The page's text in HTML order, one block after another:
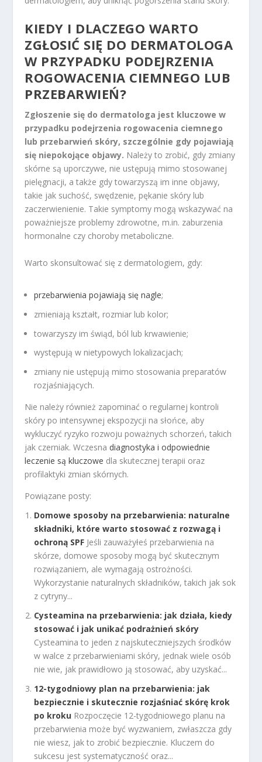
KIEDY I DLACZEGO WARTO
ZGŁOSIĆ SIĘ DO DERMATOLOGA
W PRZYPADKU PODEJRZENIA
ROGOWACENIA CIEMNEGO LUB
PRZEBARWIEŃ?
Zgłoszenie się do dermatologa jest kluczowe w
przypadku podejrzenia rogowacenia ciemnego
lub przebarwień skóry, szczególnie gdy pojawiają
się niepokojące objawy. Należy to zrobić, gdy zmiany
skórne są uporczywe, nie ustępują mimo stosowanej
pielęgnacji, a także gdy towarzyszą im inne objawy,
takie jak suchość, swędzenie, pękanie skóry lub
zaczerwienienie. Takie symptomy mogą wskazywać na
poważniejsze problemy zdrowotne, m.in. zaburzenia
hormonalne czy choroby metaboliczne.
Warto skonsultować się z dermatologiem, gdy:
przebarwienia pojawiają się nagle;
zmieniają kształt, rozmiar lub kolor;
towarzyszy im świąd, ból lub krwawienie;
występują w nietypowych lokalizacjach;
zmiany nie ustępują mimo stosowania preparatów
rozjaśniających.
Nie należy również zapominać o regularnej kontroli
skóry po intensywnej ekspozycji na słońce, aby
wykluczyć ryzyko rozwoju poważnych schorzeń, takich
jak czerniak. Wczesna diagnostyka i odpowiednie
leczenie są kluczowe dla skutecznej terapii oraz
profilaktyki zmian skórnych.
Powiązane posty:
Domowe sposoby na przebarwienia: naturalne
składniki, które warto stosować z rozwagą i
ochroną SPF Jeśli zauważyłeś przebarwienia na
skórze, domowe sposoby mogą być skutecznym
rozwiązaniem, ale wymagają ostrożności.
Wykorzystanie naturalnych składników, takich jak sok
z cytryny...
Cysteamina na przebarwienia: jak działa, kiedy
stosować i jak unikać podrażnień skóry
Cysteamina to jeden z najskuteczniejszych środków
w walce z przebarwieniami skóry, jednak wiele osób
nie wie, jak prawidłowo ją stosować, aby uzyskać...
12-tygodniowy plan na przebarwienia: jak
bezpiecznie i skutecznie rozjaśniać skórę krok
po kroku Rozpoczęcie 12-tygodniowego planu na
przebarwienia może być wyzwaniem, zwłaszcza gdy
nie wiesz, jak to zrobić bezpiecznie. Kluczem do
sukcesu jest systematyczność oraz...